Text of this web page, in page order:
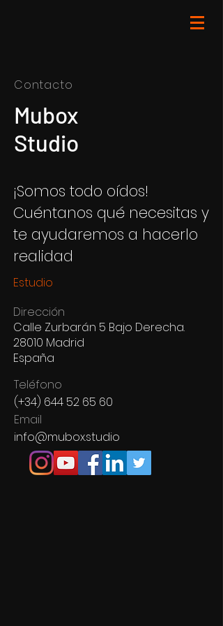
Contacto
Mubox
Studio
¡Somos todo oídos!
Cuéntanos qué necesitas y
te ayudaremos a hacerlo
realidad
Estudio
Dirección
Calle Zurbarán 5 Bajo Derecha.
28010 Madrid
España
Teléfono
(+34) 644 52 65 60
Email
info@mubox.studio